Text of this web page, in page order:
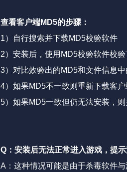
查看客户端MD5的步骤：
1）自行搜索并下载MD5校验软件
2）安装后，使用MD5校验软件校
3）对比效验出的MD5和文件信息
4）如果MD5不一致则重新下载客户
5）如果MD5一致但仍无法安装，
Q：安装后无法正常进入游戏，提
A：这种情况可能是由于杀毒软件